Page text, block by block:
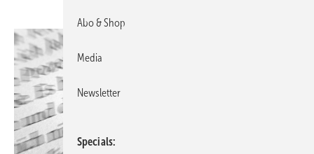
Abo & Shop
Media
Newsletter
Specials